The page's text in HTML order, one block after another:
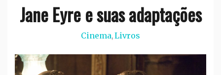
Jane Eyre e suas adaptações
Cinema,Livros